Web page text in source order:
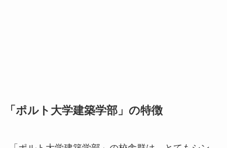
「ポルト大学建築学部」の特徴